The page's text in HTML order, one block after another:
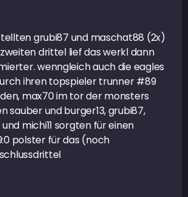
grubi87 und maschat88 (2x)
drittel lief das werkl dann
wenngleich auch die eagles
ihren topspieler trunner #89
max70 im tor der monsters
sauber und burger13, grubi87,
michi11 sorgten für einen
polster für das (noch